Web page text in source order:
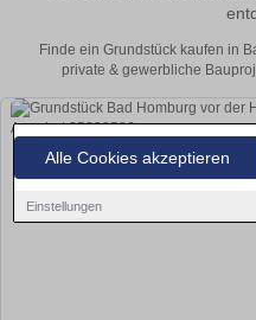
Alle Cookies akzeptieren
Einstellungen
Finde ein Grundstück kaufen in
private & gewerbliche